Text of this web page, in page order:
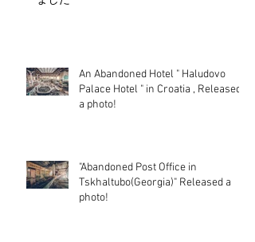
An Abandoned Hotel " Haludovo
Palace Hotel " in Croatia , Released
a photo!
"Abandoned Post Office in
Tskhaltubo(Georgia)" Released a
photo!